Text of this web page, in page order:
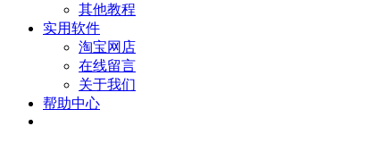
其他教程
实用软件
淘宝网店
在线留言
关于我们
帮助中心